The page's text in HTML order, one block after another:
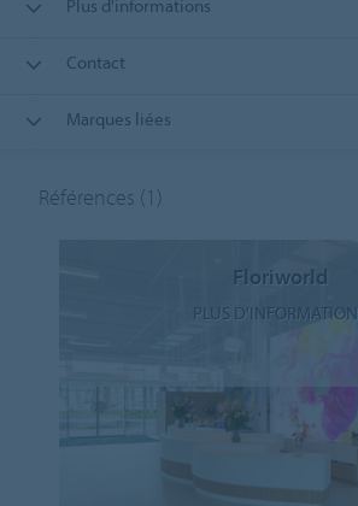
Plus d'informations
Contact
Marques liées
Références (1)
Floriworld
PLUS